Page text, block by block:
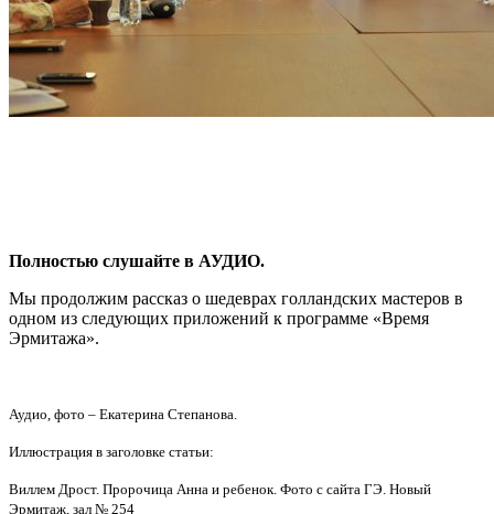
Полностью слушайте в АУДИО.
Мы продолжим рассказ о шедеврах голландских мастеров в
одном из следующих приложений к программе «Время
Эрмитажа».
Аудио, фото – Екатерина Степанова.
Иллюстрация в заголовке статьи:
Виллем Дрост. Пророчица Анна и ребенок. Фото с сайта ГЭ. Новый
Эрмитаж, зал № 254